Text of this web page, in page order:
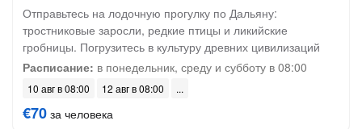
Отправьтесь на лодочную прогулку по Дальяну:
тростниковые заросли, редкие птицы и ликийские
гробницы. Погрузитесь в культуру древних цивилизаций
Расписание: в понедельник, среду и субботу в 08:00
10 авг в 08:00 12 авг в 08:00
€70 за человека